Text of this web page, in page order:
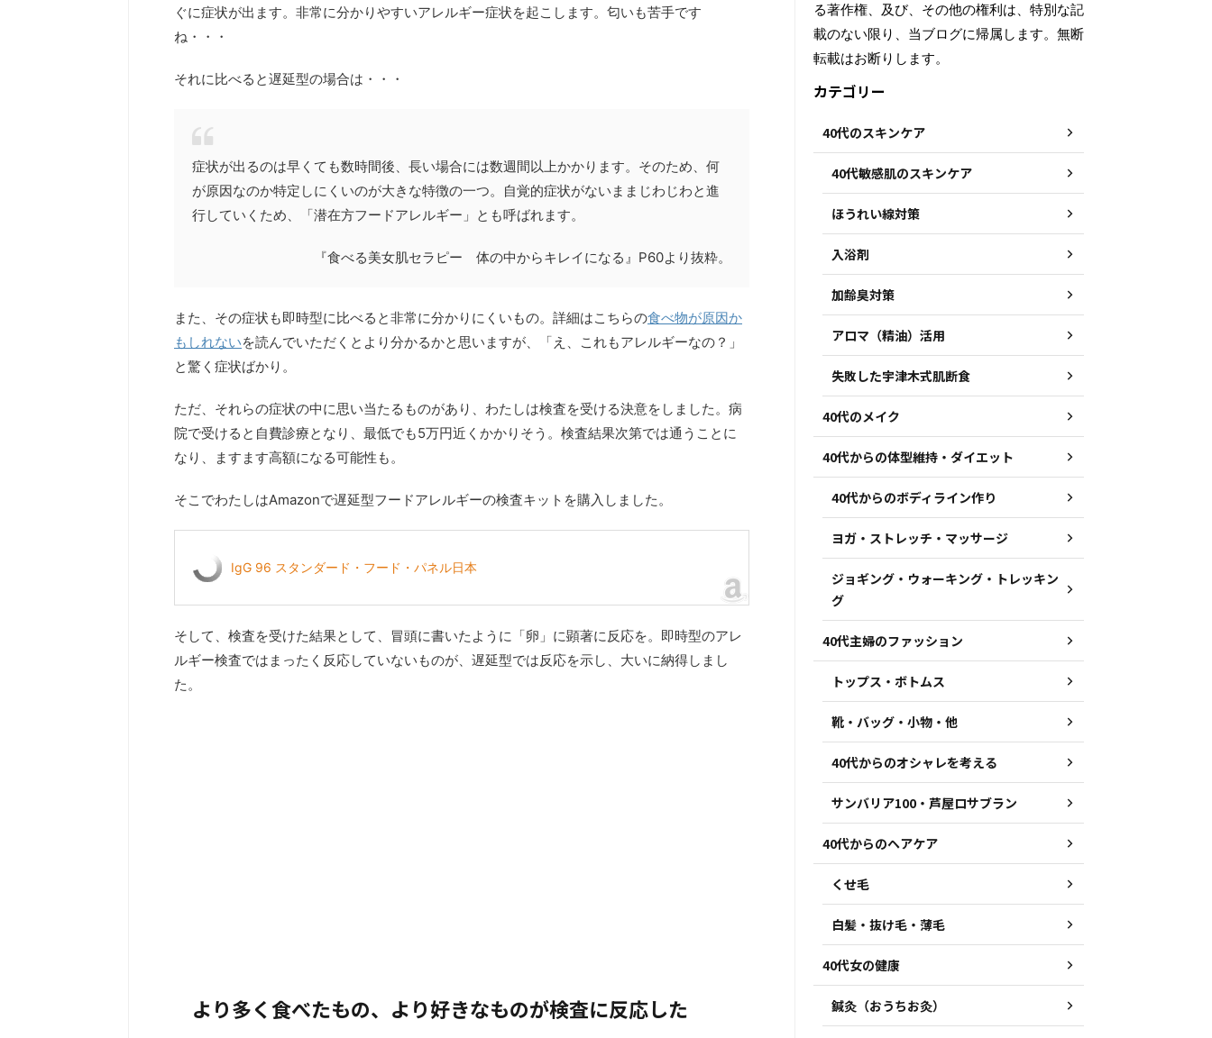
ぐに症状が出ます。非常に分かりやすいアレルギー症状を起こします。匂いも苦手です
ね・・・
それに比べると遅延型の場合は・・・
症状が出るのは早くても数時間後、長い場合には数週間以上かかります。そのため、何
が原因なのか特定しにくいのが大きな特徴の一つ。自覚的症状がないままじわじわと進
行していくため、「潜在方フードアレルギー」とも呼ばれます。
『食べる美女肌セラピー 体の中からキレイになる』P60より抜粋。
また、その症状も即時型に比べると非常に分かりにくいもの。詳細はこちらの食べ物が原因か
もしれないを読んでいただくとより分かるかと思いますが、「え、これもアレルギーなの？」
と驚く症状ばかり。
ただ、それらの症状の中に思い当たるものがあり、わたしは検査を受ける決意をしました。病
院で受けると自費診療となり、最低でも5万円近くかかりそう。検査結果次第では通うことに
なり、ますます高額になる可能性も。
そこでわたしはAmazonで遅延型フードアレルギーの検査キットを購入しました。
IgG 96 スタンダード・フード・パネル日本
そして、検査を受けた結果として、冒頭に書いたように「卵」に顕著に反応を。即時型のアレ
ルギー検査ではまったく反応していないものが、遅延型では反応を示し、大いに納得しまし
た。
より多く食べたもの、より好きなものが検査に反応した
る著作権、及び、その他の権利は、特別な記
載のない限り、当ブログに帰属します。無断
転載はお断りします。
カテゴリー
40代のスキンケア
40代敏感肌のスキンケア
ほうれい線対策
入浴剤
加齢臭対策
アロマ（精油）活用
失敗した宇津木式肌断食
40代のメイク
40代からの体型維持・ダイエット
40代からのボディライン作り
ヨガ・ストレッチ・マッサージ
ジョギング・ウォーキング・トレッキン
グ
40代主婦のファッション
トップス・ボトムス
靴・バッグ・小物・他
40代からのオシャレを考える
サンバリア100・芦屋ロサブラン
40代からのヘアケア
くせ毛
白髪・抜け毛・薄毛
40代女の健康
鍼灸（おうちお灸）